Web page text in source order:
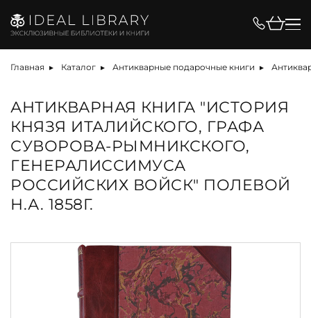
Главная Каталог Антикварные подарочные книги
АНТИКВАРНАЯ КНИГА "ИСТОРИЯ
КНЯЗЯ ИТАЛИЙСКОГО, ГРАФА
СУВОРОВА-РЫМНИКСКОГО,
ГЕНЕРАЛИССИМУСА
РОССИЙСКИХ ВОЙСК" ПОЛЕВОЙ
Н.А. 1858Г.